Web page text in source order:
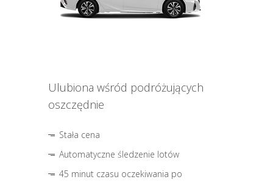
Ulubiona wśród podróżujących
oszczędnie
Stała cena
Automatyczne śledzenie lotów
45 minut czasu oczekiwania po